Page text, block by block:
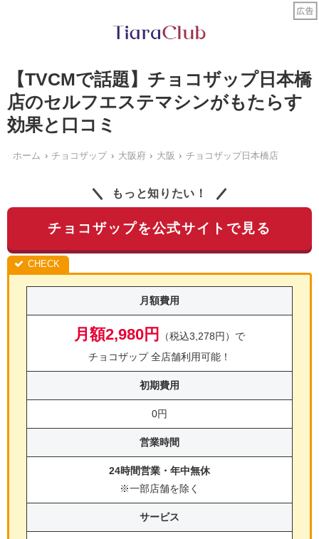
【TVCMで話題】チョコザップ日本橋
店のセルフエステマシンがもたらす
効果と口コミ
ホーム チョコザップ 大阪府 大阪 チョコザップ日本橋店
もっと知りたい！
チョコザップを公式サイトで見る
月額費用
月額2,980円
（税込3,278円）で
チョコザップ 全店舗利用可能！
初期費用
0円
営業時間
24時間営業・年中無休
※一部店舗を除く
サービス